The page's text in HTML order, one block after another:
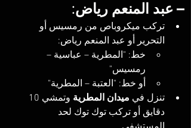
– عبد المنعم رياض:
تركب ميكروباص من رمسيس أو
التحرير أو عبد المنعم رياض:
خط: "المطرية – عباسية –
رمسيس"
أو خط: "العتبة – المطرية"
تنزل في ميدان المطرية
دقايق أو تركب توك توك لحد